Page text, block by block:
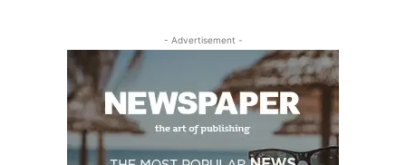
- Advertisement -